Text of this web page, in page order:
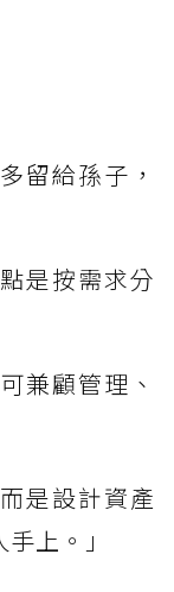
留給孫子，
是按需求分
兼顧管理、
是設計資產
上。」